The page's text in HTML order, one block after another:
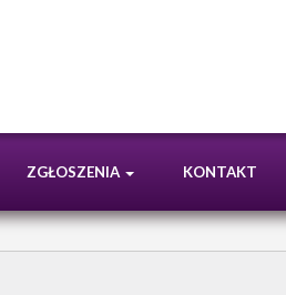
ZGŁOSZENIA KONTAKT